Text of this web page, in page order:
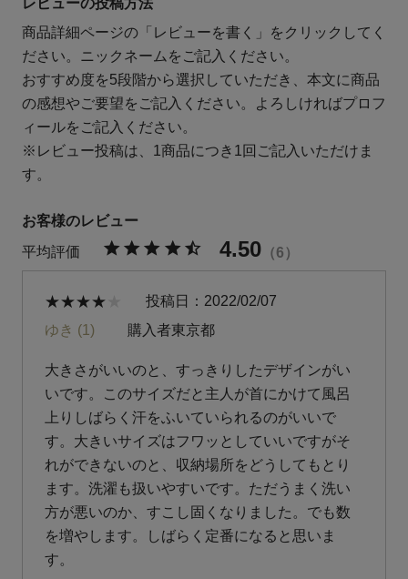
商品詳細ページの「レビューを書く」をクリックしてく
ださい。ニックネームをご記入ください。
おすすめ度を5段階から選択していただき、本文に商品
の感想やご要望をご記入ください。よろしければプロフ
ィールをご記入ください。
※レビュー投稿は、1商品につき1回ご記入いただけま
す。
4.50 6
ゆき 1 購入者東京都
投稿日 2022/02/07
大きさがいいのと、すっきりしたデザインがい
いです。このサイズだと主人が首にかけて風呂
上りしばらく汗をふいていられるのがいいで
す。大きいサイズはフワッとしていいですがそ
れができないのと、収納場所をどうしてもとり
ます。洗濯も扱いやすいです。ただうまく洗い
方が悪いのか、すこし固くなりました。でも数
を増やします。しばらく定番になると思いま
す。